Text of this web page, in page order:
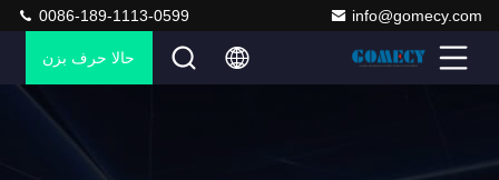
info@gomecy.com
0086-189-1113-0599
حالا حرف بزن